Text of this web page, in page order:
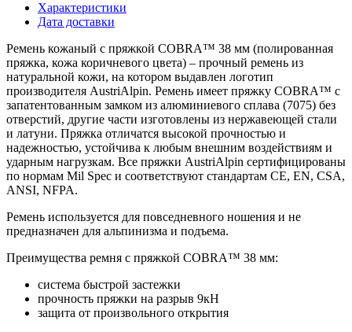
Характеристики
Дата доставки
Ремень кожаный с пряжкой COBRA™ 38 мм (полированная
пряжка, кожа коричневого цвета) – прочный ремень из
натуральной кожи, на котором выдавлен логотип
производителя AustriAlpin. Ремень имеет пряжку COBRA™ с
запатентованным замком из алюминиевого сплава (7075) без
отверстий, другие части изготовлены из нержавеющей стали
и латуни. Пряжка отличатся высокой прочностью и
надежностью, устойчива к любым внешним воздействиям и
ударным нагрузкам. Все пряжки AustriAlpin сертифицированы
по нормам Mil Spec и соответствуют стандартам CE, EN, CSA,
ANSI, NFPA.
Ремень используется для повседневного ношения и не
предназначен для альпинизма и подъема.
Преимущества ремня с пряжкой COBRA™ 38 мм:
система быстрой застежки
прочность пряжки на разрыв 9кН
защита от произвольного открытия